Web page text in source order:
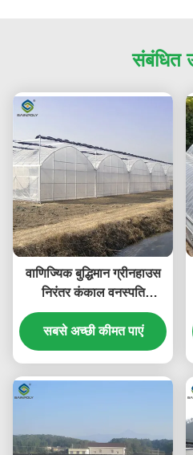
संबंधित
वाणिज्यिक बुद्धिमान ग्रीनहाउस
निरंतर कंकाल वनस्पति
ग्रीनहाउस
सबसे अच्छी कीमत पाएं